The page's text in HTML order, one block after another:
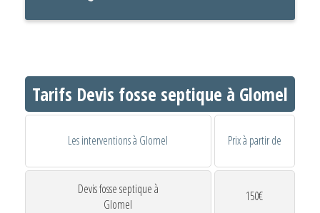
Tarifs Devis fosse septique à Glomel
Les interventions à Glomel Prix à partir de
Devis fosse septique à
Glomel
150€